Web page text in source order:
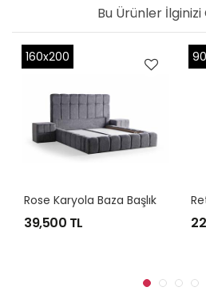
Bu Ürünler
160x200
39,500 TL